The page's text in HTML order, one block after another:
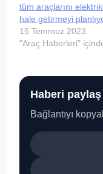
tüm araçlarını
hale getirmeyi
15 Temmuz 2023
"Araç Haberleri"
Haberi paylaş
Bağlantıyı